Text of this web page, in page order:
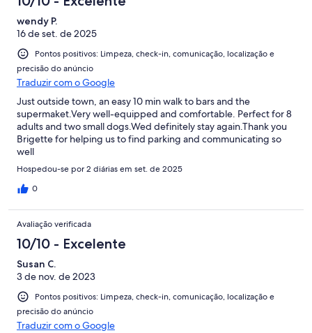
wendy P.
16 de set. de 2025
Pontos positivos: Limpeza, check-in, comunicação, localização e
precisão do anúncio
Traduzir com o Google
Just outside town, an easy 10 min walk to bars and the
supermaket.Very well-equipped and comfortable. Perfect for 8
adults and two small dogs.Wed definitely stay again.Thank you
Brigette for helping us to find parking and communicating so
well
Hospedou-se por 2 diárias em set. de 2025
0
Avaliação verificada
10/10 - Excelente
Susan C.
3 de nov. de 2023
Pontos positivos: Limpeza, check-in, comunicação, localização e
precisão do anúncio
Traduzir com o Google